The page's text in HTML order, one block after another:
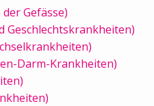
Gefässe)
Geschlechtskrankheiten)
Darm-Krankheiten)